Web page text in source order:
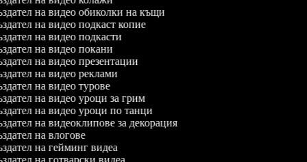
на видео обиколки на къщи
на видео подкаст копие
на видео подкасти
на видео покани
на видео презентации
на видео реклами
на видео турове
на видео уроци за грим
на видео уроци по танци
на видеоклипове за декорация
на влогове
на гейминг видеа